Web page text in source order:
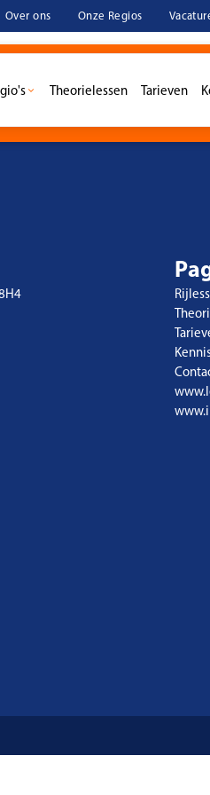
Over ons Onze Regios
Theorielessen Tarieven
Gratis proefles